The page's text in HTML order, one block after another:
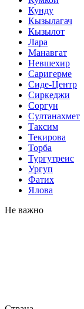
Кунду
Кызылагач
Кызылот
Лара
Манавгат
Невшехир
Саригерме
Сиде-Центр
Сиркеджи
Соргун
Султанахмет
Таксим
Текирова
Торба
Тургутреис
Ургуп
Фатих
Ялова
Не важно